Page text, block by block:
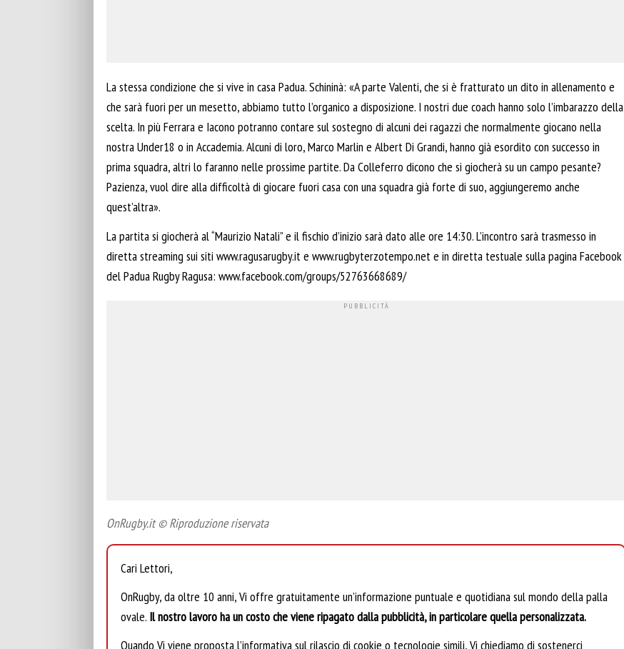
La stessa condizione che si vive in casa Padua. Schininà: «A parte Valenti, che si è fratturato un dito in allenamento e
che sarà fuori per un mesetto, abbiamo tutto l’organico a disposizione. I nostri due coach hanno solo l’imbarazzo della
scelta. In più Ferrara e Iacono potranno contare sul sostegno di alcuni dei ragazzi che normalmente giocano nella
nostra Under18 o in Accademia. Alcuni di loro, Marco Marlin e Albert Di Grandi, hanno già esordito con successo in
prima squadra, altri lo faranno nelle prossime partite. Da Colleferro dicono che si giocherà su un campo pesante?
Pazienza, vuol dire alla difficoltà di giocare fuori casa con una squadra già forte di suo, aggiungeremo anche
quest’altra».
La partita si giocherà al “Maurizio Natali” e il fischio d’inizio sarà dato alle ore 14:30. L’incontro sarà trasmesso in
diretta streaming sui siti www.ragusarugby.it e www.rugbyterzotempo.net e in diretta testuale sulla pagina Facebook
del Padua Rugby Ragusa: www.facebook.com/groups/52763668689/
OnRugby.it © Riproduzione riservata
Cari Lettori,
OnRugby, da oltre 10 anni, Vi offre gratuitamente un’informazione puntuale e quotidiana sul mondo della palla
ovale. Il nostro lavoro ha un costo che viene ripagato dalla pubblicità, in particolare quella personalizzata.
Quando Vi viene proposta l’informativa sul rilascio di cookie o tecnologie simili, Vi chiediamo di sostenerci